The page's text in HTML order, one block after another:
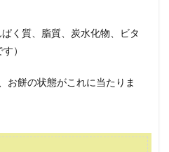
く質、脂質、炭水化物、ビタ
）
お餅の状態がこれに当たりま